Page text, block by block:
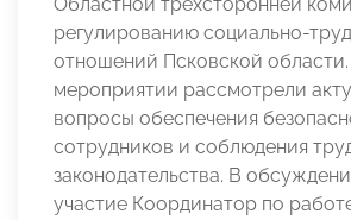
регулированию социально-
отношений Псковской
мероприятии рассмотрели
вопросы обеспечения
сотрудников и соблюдения
законодательства. В
участие Координатор по